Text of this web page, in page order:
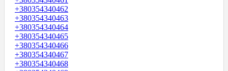
+380354340462
+380354340463
+380354340464
+380354340465
+380354340466
+380354340467
+380354340468